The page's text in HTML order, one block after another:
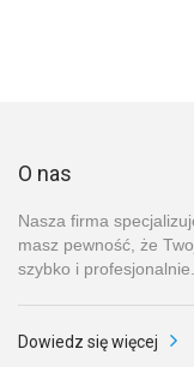
O nas
Nasza firma
masz pewność, że
szybko i profesjonalnie.
Dowiedz się więcej